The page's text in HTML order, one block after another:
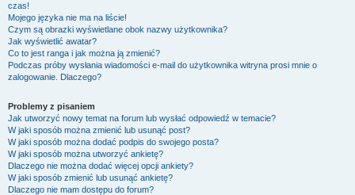
czas!
Mojego języka nie ma na liście!
Czym są obrazki wyświetlane obok nazwy użytkownika?
Jak wyświetlić awatar?
Co to jest ranga i jak można ją zmienić?
Podczas próby wysłania wiadomości e-mail do użytkownika witryna prosi mnie o
zalogowanie. Dlaczego?
Problemy z pisaniem
Jak utworzyć nowy temat na forum lub wysłać odpowiedź w temacie?
W jaki sposób można zmienić lub usunąć post?
W jaki sposób można dodać podpis do swojego posta?
W jaki sposób można utworzyć ankietę?
Dlaczego nie można dodać więcej opcji ankiety?
W jaki sposób zmienić lub usunąć ankietę?
Dlaczego nie mam dostępu do forum?